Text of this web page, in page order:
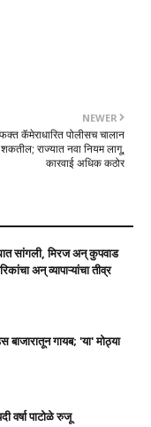
NEWER
कॅमेराधारित पोलीसच चालान
राज्यात नवा नियम लागू,
कारवाई अधिक कठोर
सांगली, मिरज अन् कुपवाड
अन् व्यापाऱ्यांचा तीव्र
गायब; 'या' मोठ्या
वर्षा पाटोळे रुजू